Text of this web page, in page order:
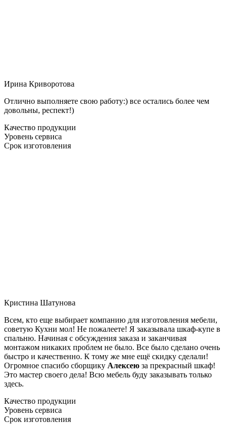
Ирина Криворотова
Отлично выполняете свою работу:) все остались более чем
довольны, респект!)
Качество продукции
Уровень сервиса
Срок изготовления
Кристина Шатунова
Всем, кто еще выбирает компанию для изготовления мебели,
советую Кухни мол! Не пожалеете! Я заказывала шкаф-купе в
спальню. Начиная с обсуждения заказа и заканчивая
монтажом никаких проблем не было. Все было сделано очень
быстро и качественно. К тому же мне ещё скидку сделали!
Огромное спасибо сборщику Алексею за прекрасный шкаф!
Это мастер своего дела! Всю мебель буду заказывать только
здесь.
Качество продукции
Уровень сервиса
Срок изготовления